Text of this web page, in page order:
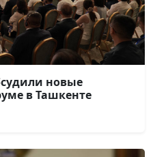
новые
в Ташкенте